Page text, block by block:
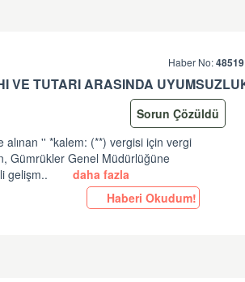
Haber No:48519
Sorun Çözüldü
alınan '' *kalem: (**) vergisi için vergi
Gümrükler Genel Müdürlüğüne
gelişm..
daha fazla
Haberi Okudum!